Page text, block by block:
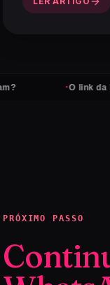
O link da bio
PRÓXIMO PASSO